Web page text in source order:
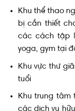
Khu thể thao
bị cần thiết
các cách tập
yoga, gym tại
Khu vực thư
tuổi
Khu trung tâm
các dịch vụ